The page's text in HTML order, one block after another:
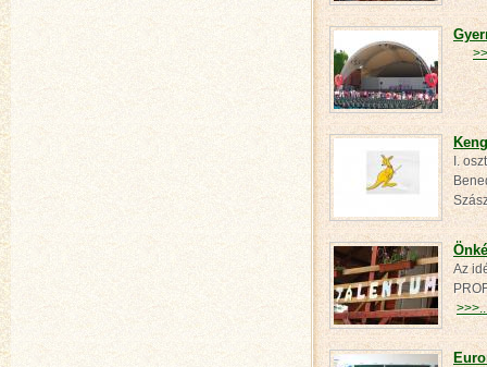
I.
Az